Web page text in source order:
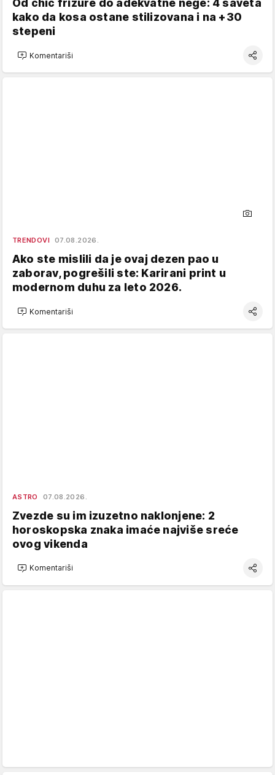
Od chic frizure do adekvatne nege: 4 saveta
kako da kosa ostane stilizovana i na +30
stepeni
Komentariši
TRENDOVI 07.08.2026.
Ako ste mislili da je ovaj dezen pao u
zaborav, pogrešili ste: Karirani print u
modernom duhu za leto 2026.
Komentariši
ASTRO 07.08.2026.
Zvezde su im izuzetno naklonjene: 2
horoskopska znaka imaće najviše sreće
ovog vikenda
Komentariši